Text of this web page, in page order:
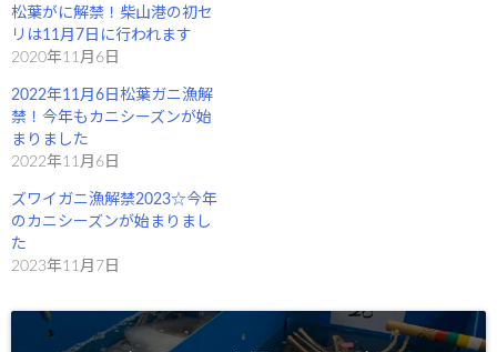
き
ま
す
)
し
い
ウ
ィ
ン
ド
ウ
で
開
ま
す
松葉がに解禁！柴山港の初セ
リは11月7日に行われます
2020年11月6日
2022年11月6日松葉ガニ漁解
禁！今年もカニシーズンが始
まりました
2022年11月6日
ズワイガニ漁解禁2023☆今年
のカニシーズンが始まりまし
た
2023年11月7日